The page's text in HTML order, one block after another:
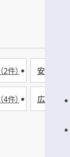
（2件） 安芸郡
（4件） 広島市